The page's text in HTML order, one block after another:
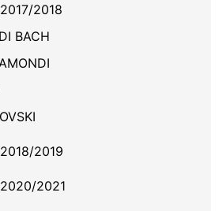
2018
BACH
2019
2021